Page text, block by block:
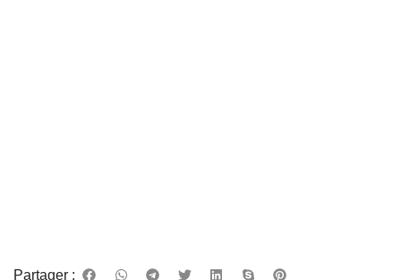
Partager :